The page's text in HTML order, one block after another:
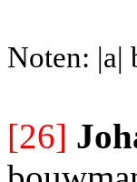
Noten: |a|
[26]